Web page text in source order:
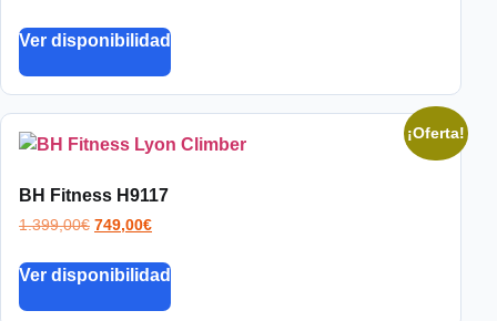
Ver disponibilidad
¡Oferta!
BH Fitness H9117
1.399,00€ 749,00€
Ver disponibilidad